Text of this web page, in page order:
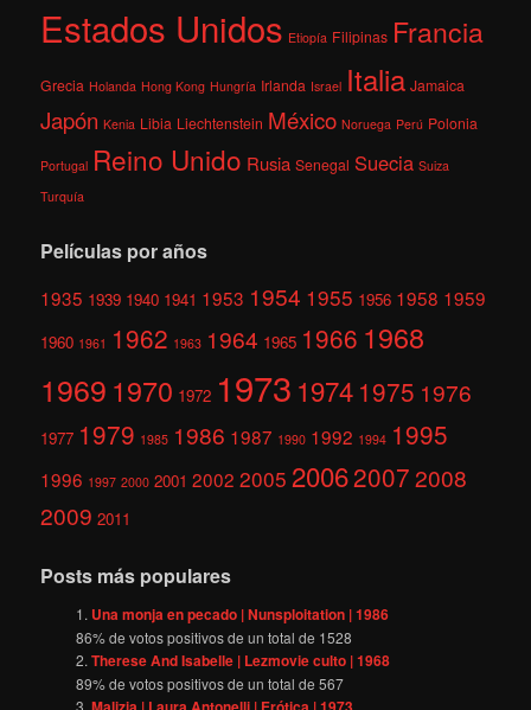
Estados Unidos Etiopía Filipinas Francia
Grecia Holanda Hong Kong Hungría Irlanda Israel Italia Jamaica
Japón Kenia Libia Liechtenstein México Noruega Perú Polonia
Portugal Reino Unido Rusia Senegal Suecia Suiza
Turquía
Películas por años
1935 1939 1940 1941 1953 1954 1955 1956 1958 1959
1960 1961 1962 1963 1964 1965 1966 1968
1969 1970 1972 1973 1974 1975 1976
1977 1979 1985 1986 1987 1990 1992 1994 1995
1996 1997 2000 2001 2002 2005 200620072008
2009 2011
Posts más populares
Una monja en pecado | Nunsploitation | 1986
86% de votos positivos de un total de 1528
Therese And Isabelle | Lezmovie culto | 1968
89% de votos positivos de un total de567